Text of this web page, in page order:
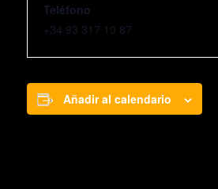
Teléfono
+34 93 317 10 87
Añadir al calendario